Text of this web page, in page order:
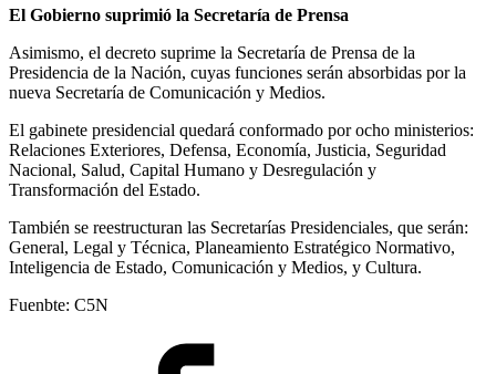
El Gobierno suprimió la Secretaría de Prensa
Asimismo, el decreto suprime la Secretaría de Prensa de la
Presidencia de la Nación, cuyas funciones serán absorbidas por la
nueva Secretaría de Comunicación y Medios.
El gabinete presidencial quedará conformado por ocho ministerios:
Relaciones Exteriores, Defensa, Economía, Justicia, Seguridad
Nacional, Salud, Capital Humano y Desregulación y
Transformación del Estado.
También se reestructuran las Secretarías Presidenciales, que serán:
General, Legal y Técnica, Planeamiento Estratégico Normativo,
Inteligencia de Estado, Comunicación y Medios, y Cultura.
Fuenbte: C5N